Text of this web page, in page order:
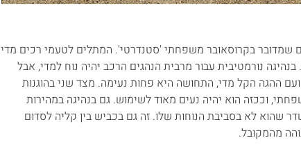
שמדובר בקרוסאובר משפחתי 'סטנדרטי'. המתלים לטעמי רכים מדי
נורמטיבית עבור מרבית הנהגים הרכב יהיה נוח למדי, אבל
ההגה הקל מדי, התחושה היא פחות נעימה. מצד שני בהוגנות
וככזה הוא יהיה נעים מאוד לשימוש. גם בנהיגה במהירות
שהוא לא בסביבת הנוחות שלו. זה גם בכביש בין קליה לסדום
מהמקובל.